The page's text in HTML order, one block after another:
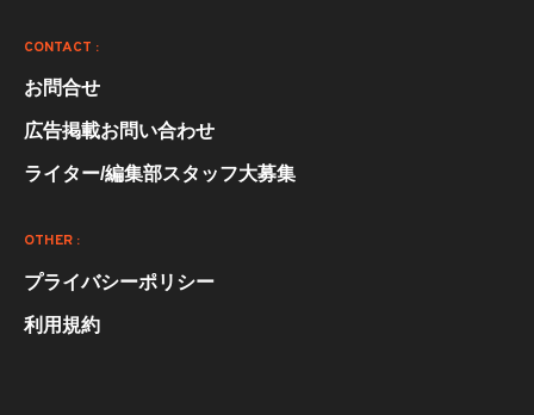
CONTACT :
お問合せ
広告掲載お問い合わせ
ライター/編集部スタッフ大募集
OTHER :
プライバシーポリシー
利用規約